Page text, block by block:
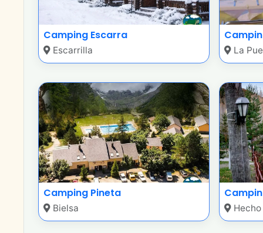
Camping Escarra
Escarrilla La
Camping Pineta
Bielsa Hecho